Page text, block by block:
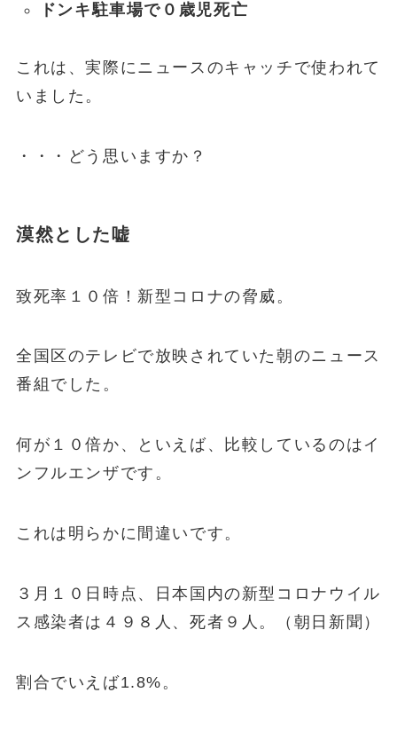
ドンキ駐車場で０歳児死亡
これは、実際にニュースのキャッチで使われて
いました。
・・・どう思いますか？
漠然とした嘘
致死率１０倍！新型コロナの脅威。
全国区のテレビで放映されていた朝のニュース
番組でした。
何が１０倍か、といえば、比較しているのはイ
ンフルエンザです。
これは明らかに 間違い です。
３月１０日時点、日本国内の新型コロナウイル
ス感染者は４９８人、死者９人。（朝日新聞）
割合でいえば1.8%。